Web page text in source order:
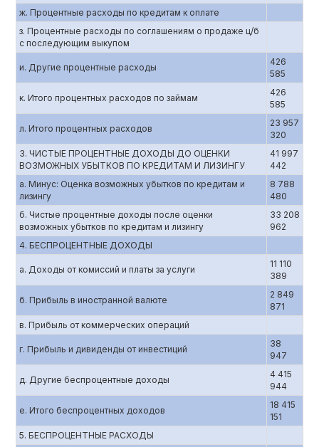
ж. Процентные расходы по кредитам к оплате
з. Процентные расходы по соглашениям о продаже ц/б
с последующим выкупом
и. Другие процентные расходы
426
585
к. Итого процентных расходов по займам
426
585
л. Итого процентных расходов
23 957
320
3. ЧИСТЫЕ ПРОЦЕНТНЫЕ ДОХОДЫ ДО ОЦЕНКИ
ВОЗМОЖНЫХ УБЫТКОВ ПО КРЕДИТАМ И ЛИЗИНГУ
41 997
442
а. Минус: Оценка возможных убытков по кредитам и
лизингу
8 788
480
б. Чистые процентные доходы после оценки
возможных убытков по кредитам и лизингу
33 208
962
4. БЕСПРОЦЕНТНЫЕ ДОХОДЫ
а. Доходы от комиссий и платы за услуги
11 110
389
б. Прибыль в иностранной валюте
2 849
871
в. Прибыль от коммерческих операций
г. Прибыль и дивиденды от инвестиций
38
947
д. Другие беспроцентные доходы
4 415
944
е. Итого беспроцентных доходов
18 415
151
5. БЕСПРОЦЕНТНЫЕ РАСХОДЫ